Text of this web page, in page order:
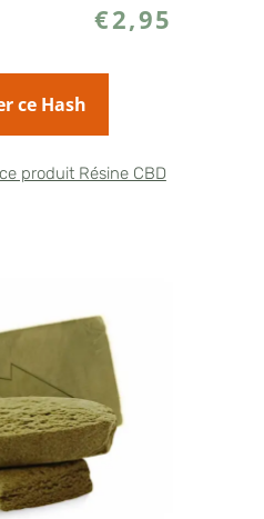
€2,95
ce Hash
produit Résine CBD